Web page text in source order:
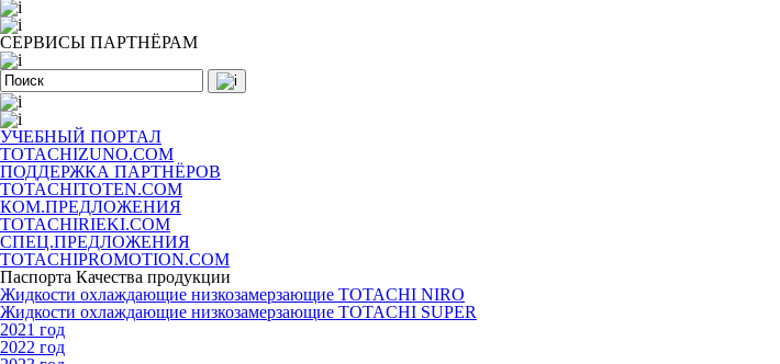
СЕРВИСЫ ПАРТНЁРАМ
УЧЕБНЫЙ ПОРТАЛ
TOTACHIZUNO.COM
ПОДДЕРЖКА ПАРТНЁРОВ
TOTACHITOTEN.COM
КОМ.ПРЕДЛОЖЕНИЯ
TOTACHIRIEKI.COM
СПЕЦ.ПРЕДЛОЖЕНИЯ
TOTACHIPROMOTION.COM
Паспорта Качества продукции
Жидкости охлаждающие низкозамерзающие TOTACHI NIRO
Жидкости охлаждающие низкозамерзающие TOTACHI SUPER
2021 год
2022 год